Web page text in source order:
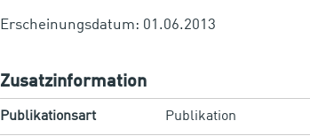
Erscheinungsdatum: 01.06.2013
Zusatzinformation
Publikationsart Publikation